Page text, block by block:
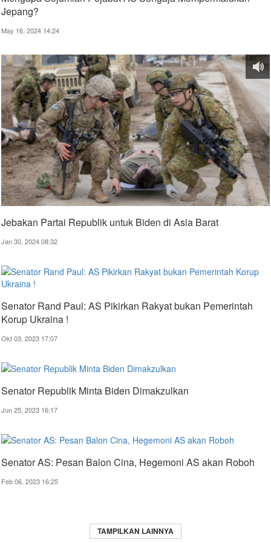
Jepang?
May 16, 2024 14:24
Jebakan Partai Republik untuk Biden di Asia Barat
Jan 30, 2024 08:32
Senator Rand Paul: AS Pikirkan Rakyat bukan Pemerintah
Korup Ukraina !
Okt 03, 2023 17:07
Senator Republik Minta Biden Dimakzulkan
Jun 25, 2023 16:17
Senator AS: Pesan Balon Cina, Hegemoni AS akan Roboh
Feb 06, 2023 16:25
TAMPILKAN LAINNYA